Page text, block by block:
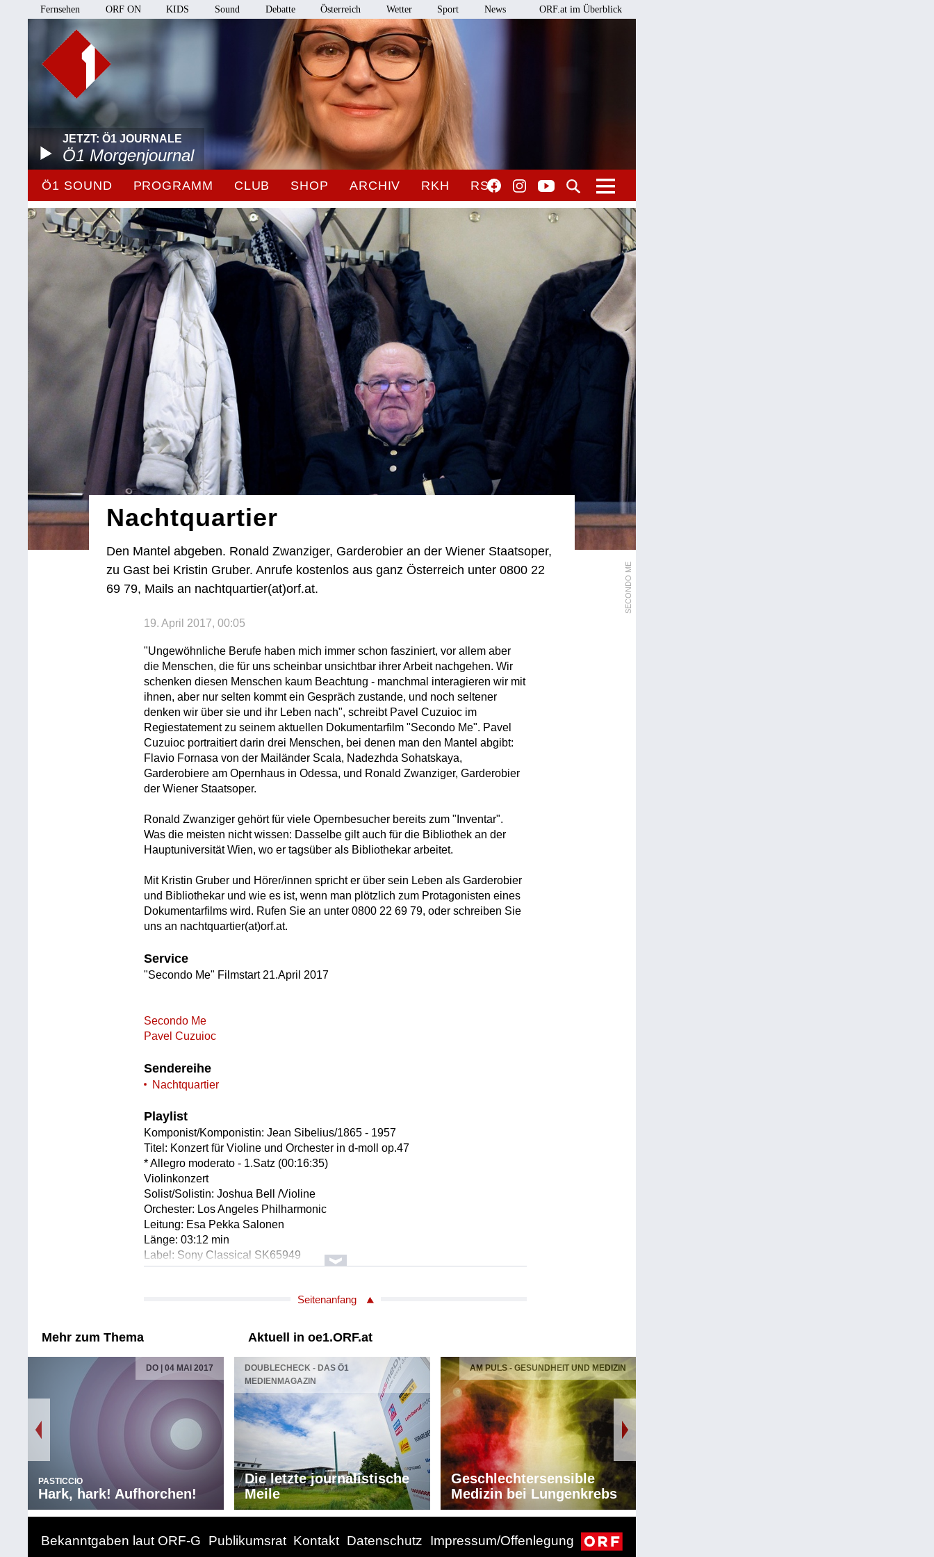
Fernsehen ORF ON KIDS Sound Debatte Österreich Wetter Sport News ORF.at im Überblick
JETZT: Ö1 JOURNALE
Ö1 Morgenjournal
Ö1 SOUND PROGRAMM CLUB SHOP ARCHIV RKH RSO
SECONDO ME
Nachtquartier
Den Mantel abgeben. Ronald Zwanziger, Garderobier an der Wiener Staatsoper,
zu Gast bei Kristin Gruber. Anrufe kostenlos aus ganz Österreich unter 0800 22
69 79, Mails an nachtquartier(at)orf.at.
19. April 2017, 00:05
"Ungewöhnliche Berufe haben mich immer schon fasziniert, vor allem aber
die Menschen, die für uns scheinbar unsichtbar ihrer Arbeit nachgehen. Wir
schenken diesen Menschen kaum Beachtung - manchmal interagieren wir mit
ihnen, aber nur selten kommt ein Gespräch zustande, und noch seltener
denken wir über sie und ihr Leben nach", schreibt Pavel Cuzuioc im
Regiestatement zu seinem aktuellen Dokumentarfilm "Secondo Me". Pavel
Cuzuioc portraitiert darin drei Menschen, bei denen man den Mantel abgibt:
Flavio Fornasa von der Mailänder Scala, Nadezhda Sohatskaya,
Garderobiere am Opernhaus in Odessa, und Ronald Zwanziger, Garderobier
der Wiener Staatsoper.
Ronald Zwanziger gehört für viele Opernbesucher bereits zum "Inventar".
Was die meisten nicht wissen: Dasselbe gilt auch für die Bibliothek an der
Hauptuniversität Wien, wo er tagsüber als Bibliothekar arbeitet.
Mit Kristin Gruber und Hörer/innen spricht er über sein Leben als Garderobier
und Bibliothekar und wie es ist, wenn man plötzlich zum Protagonisten eines
Dokumentarfilms wird. Rufen Sie an unter 0800 22 69 79, oder schreiben Sie
uns an nachtquartier(at)orf.at.
Service
"Secondo Me" Filmstart 21.April 2017
Secondo Me
Pavel Cuzuioc
Sendereihe
Nachtquartier
Playlist
Komponist/Komponistin: Jean Sibelius/1865 - 1957
Titel: Konzert für Violine und Orchester in d-moll op.47
* Allegro moderato - 1.Satz (00:16:35)
Violinkonzert
Solist/Solistin: Joshua Bell /Violine
Orchester: Los Angeles Philharmonic
Leitung: Esa Pekka Salonen
Länge: 03:12 min
Label: Sony Classical SK65949
Untertitel: Prohaska
Ausführende: Prohaska
Länge: 01:38 min
Label: SchneckRec.
Untertitel: Los Auténticos Decadentes
Ausführende: Los Auténticos Decadentes
Länge: 01:25 min
Seitenanfang
Mehr zum Thema
DO | 04 MAI 2017
PASTICCIO
Hark, hark! Aufhorchen!
Aktuell in oe1.ORF.at
DOUBLECHECK - DAS Ö1
MEDIENMAGAZIN
Die letzte journalistische
Meile
AM PULS - GESUNDHEIT UND MEDIZIN
Geschlechtersensible
Medizin bei Lungenkrebs
Bekanntgaben laut ORF-G Publikumsrat Kontakt Datenschutz Impressum/Offenlegung